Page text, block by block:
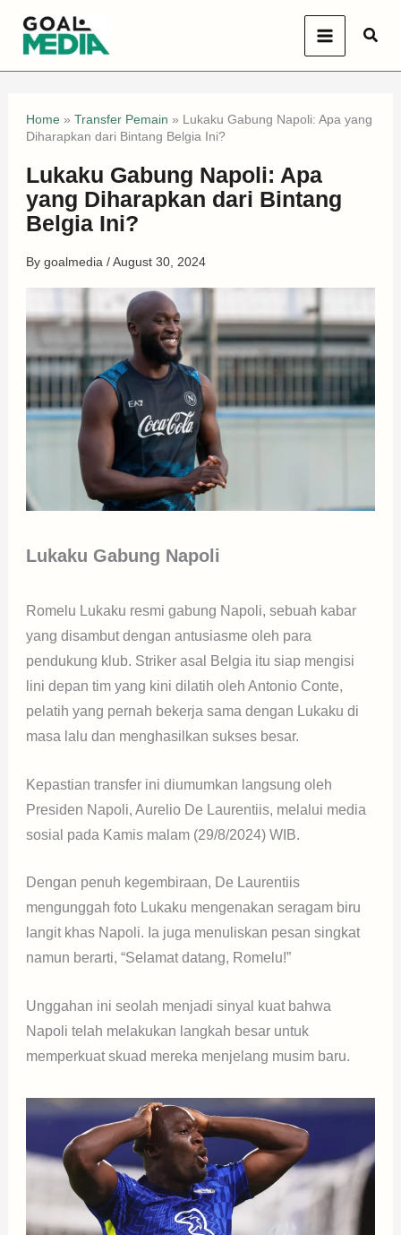
Home» Transfer Pemain » Lukaku Gabung Napoli: Apa yang
Diharapkan dari Bintang Belgia Ini?
Lukaku Gabung Napoli: Apa
yang Diharapkan dari Bintang
Belgia Ini?
By goalmedia /August 30, 2024
Lukaku Gabung Napoli
Romelu Lukaku resmi gabung Napoli, sebuah kabar
yang disambut dengan antusiasme oleh para
pendukung klub. Striker asal Belgia itu siap mengisi
lini depan tim yang kini dilatih oleh Antonio Conte,
pelatih yang pernah bekerja sama dengan Lukaku di
masa lalu dan menghasilkan sukses besar.
Kepastian transfer ini diumumkan langsung oleh
Presiden Napoli, Aurelio De Laurentiis, melalui media
sosial pada Kamis malam (29/8/2024) WIB.
Dengan penuh kegembiraan, De Laurentiis
mengunggah foto Lukaku mengenakan seragam biru
langit khas Napoli. Ia juga menuliskan pesan singkat
namun berarti, “Selamat datang, Romelu!”
Unggahan ini seolah menjadi sinyal kuat bahwa
Napoli telah melakukan langkah besar untuk
memperkuat skuad mereka menjelang musim baru.